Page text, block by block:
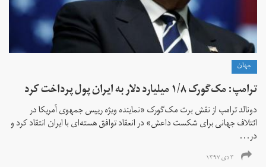
جهان
ترامپ: مک‌گورک ۱/۸ میلیارد دلار به ایران پول پرداخت کرد
دونالد ترامپ از نقش برت مک‌گورک «نماینده ویژه رییس جمهوی آمریکا در
ائتلاف جهانی برای شکست داعش» در انعقاد توافق هسته‌ای با ایران انتقاد کرد و
در...
۳ دی ۱۳۹۷